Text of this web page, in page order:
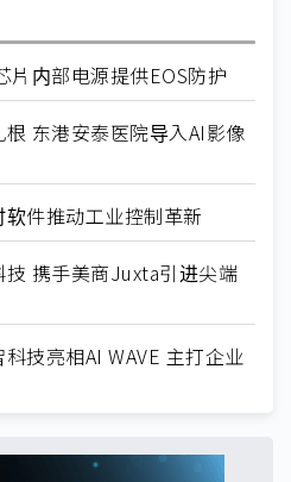
片内部电源提供EOS防护
东港安泰医院导入AI影像
件推动工业控制革新
携手美商Juxta引进尖端
技亮相AI WAVE 主打企业